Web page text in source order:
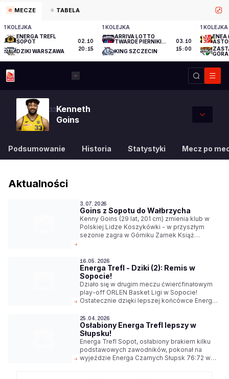
MECZE TABELA
1 KOLEJKA
ENERGA TREFL
SOPOT
DZIKI WARSZAWA
02.10
20:15
1 KOLEJKA
ARRIVA LOTTO
TWARDE PIERNIKI
KING SZCZECIN
03.10
15:00
1 KOLEJKA
ENEA
GÓRA
33Kenneth
Goins
Podsumowanie Historia Statystyki Mecz po
Aktualności
3.07.2026
Goins z Sopotu do Wałbrzycha
Kenny Goins (29 lat, 201 cm) zmienia klub w
Polskiej Lidze Koszykówki - w przyszłym
sezonie zagra w Górniku Zamek Książ
16.05.2026
Energa Trefl - Dziki (2): Remis w
Sopocie!
Działo się w drugim meczu ćwierćfinałowym
play-off ORLEN Basket Ligi w Sopocie!
Ostatecznie dzięki lepszej końcówce Energa
we wtorek o godz. 18:00.
25.04.2026
Osłabiony Energa Trefl lepszy w
Słupsku!
Energa Trefl Sopot, osłabiony brakiem kilku
podstawowych zawodników, pokonał na
wyjeździe Energa Czarnych Słupsk 76:72 w